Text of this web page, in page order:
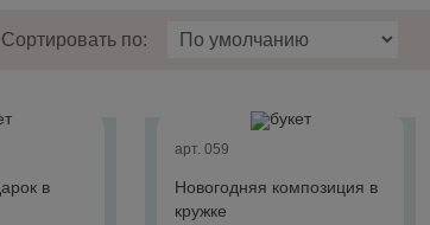
Сортировать по:
в
арт. 059
Новогодняя композиция в
кружке